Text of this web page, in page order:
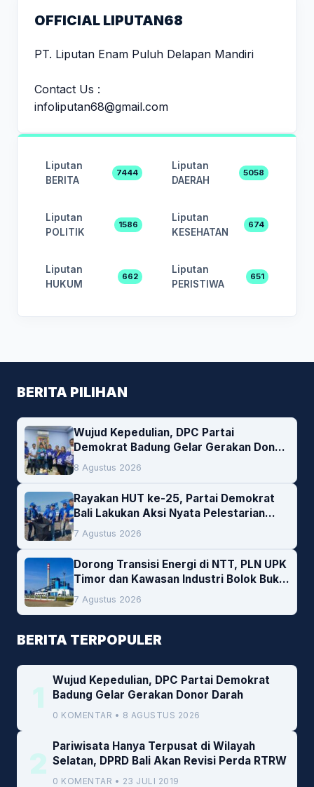
OFFICIAL LIPUTAN68
PT. Liputan Enam Puluh Delapan Mandiri
Contact Us :
infoliputan68@gmail.com
Liputan
BERITA
7444
Liputan
DAERAH
5058
Liputan
POLITIK
1586
Liputan
KESEHATAN
674
Liputan
HUKUM
662
Liputan
PERISTIWA
651
BERITA PILIHAN
Wujud Kepedulian, DPC Partai
Demokrat Badung Gelar Gerakan Donor
Darah
8 Agustus 2026
Rayakan HUT ke-25, Partai Demokrat
Bali Lakukan Aksi Nyata Pelestarian
Lingkungan
7 Agustus 2026
Dorong Transisi Energi di NTT, PLN UPK
Timor dan Kawasan Industri Bolok Buka
Peluang Investasi Woodchip untuk
Cofiring PLTU Bolok
7 Agustus 2026
BERITA TERPOPULER
1
Wujud Kepedulian, DPC Partai Demokrat
Badung Gelar Gerakan Donor Darah
0 KOMENTAR • 8 AGUSTUS 2026
2
Pariwisata Hanya Terpusat di Wilayah
Selatan, DPRD Bali Akan Revisi Perda RTRW
0 KOMENTAR • 23 JULI 2019